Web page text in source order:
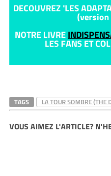
DECOUVREZ 'LES
NOTRE LIVRE
LES FANS ET
TAGS LA TOUR SOMBRE (THE
VOUS AIMEZ L'ARTICLE?